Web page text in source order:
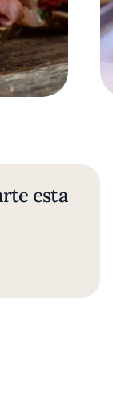
esta